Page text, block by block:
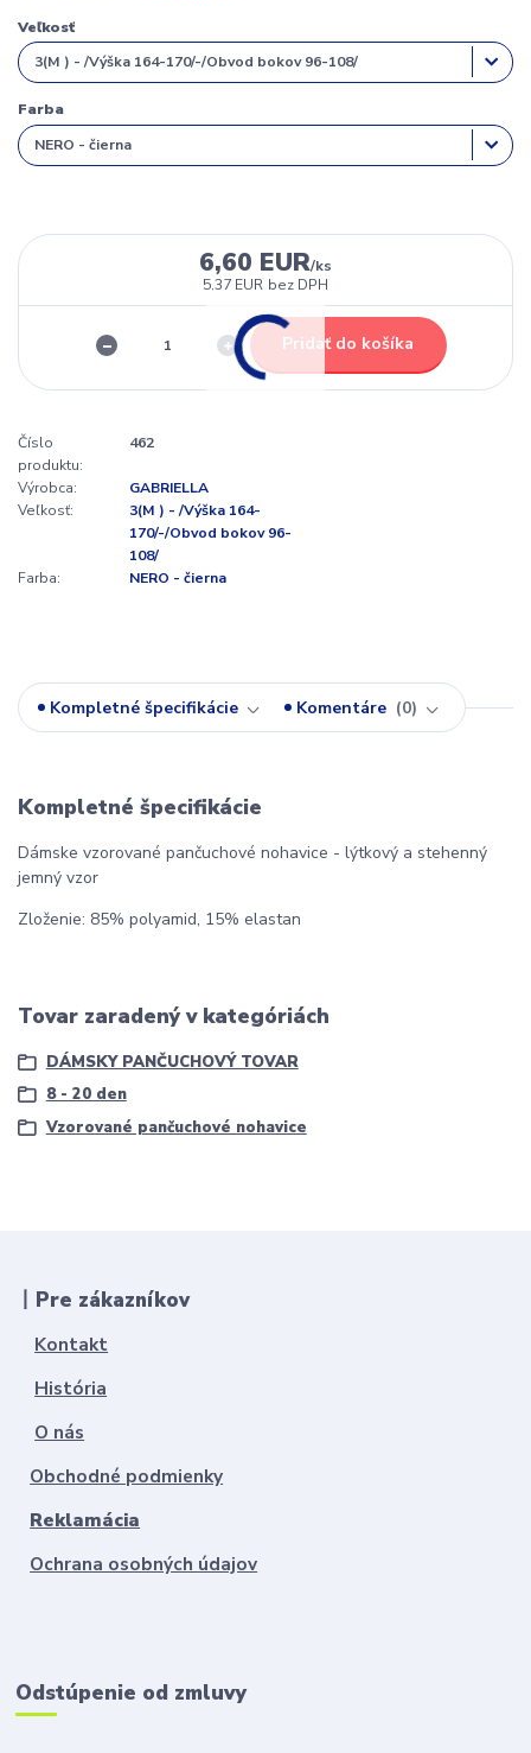
Veľkosť
Farba
6,60 EUR/ks
5,37 EUR bez DPH
Pridať do košíka
Číslo
produktu:
462
Výrobca:
GABRIELLA
Veľkosť:
3(M ) - /Výška 164-
170/-/Obvod bokov 96-
108/
Farba:
NERO - čierna
Kompletné špecifikácie Komentáre 0
Kompletné špecifikácie
Dámske vzorované pančuchové nohavice - lýtkový a stehenný
jemný vzor
Zloženie: 85% polyamid, 15% elastan
Tovar zaradený v kategóriách
DÁMSKY PANČUCHOVÝ TOVAR
8 - 20 den
Vzorované pančuchové nohavice
丨Pre zákazníkov
Kontakt
História
O nás
Obchodné podmienky
Reklamácia
Ochrana osobných údajov
Odstúpenie od zmluvy